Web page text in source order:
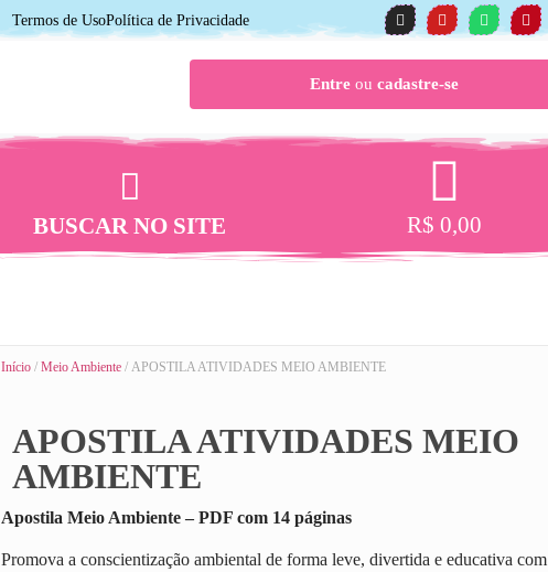
Termos de UsoPolítica de Privacidade
Entreou cadastre-se
BUSCAR NO SITE R$ 0,00
Início / Meio Ambiente / APOSTILA ATIVIDADES MEIO AMBIENTE
APOSTILA ATIVIDADES MEIO
AMBIENTE
Apostila Meio Ambiente – PDF com 14 páginas
Promova a conscientização ambiental de forma leve, divertida e educativa com